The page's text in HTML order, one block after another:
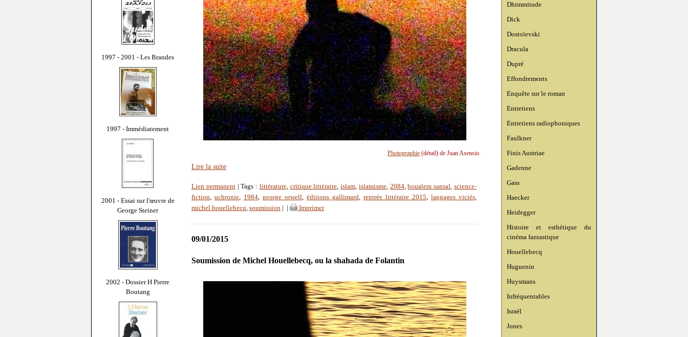
1997 - 2001 - Les Brandes
1997 - Immédiatement
2001 - Essai sur l'œuvre de
George Steiner
2002 - Dossier H Pierre
Boutang
Dhimmitude
Dick
Dostoïevski
Dracula
Dupré
Effondrements
Enquête sur le roman
Entretiens
Entretiens radiophoniques
Faulkner
Finis Austriae
Gadenne
Gass
Haecker
Heidegger
Histoire et esthétique du
cinéma fantastique
Houellebecq
Huguenin
Huysmans
Infréquentables
Israël
Jones
Photographie(détail) de Juan Asensio.
Lire la suite
Lien permanent| Tags : littérature, critique littéraire,islam, islamisme, 2084,boualem sansal, science-
fiction, uchronie, 1984, george orwell, éditions gallimard, rentrée littéraire 2015, langages viciés,
michel houellebecq, soumission Imprimer
09/01/2015
Soumission de Michel Houellebecq, ou la shahada de Folantin